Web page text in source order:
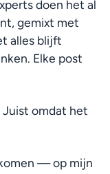
doen het al
gemixt met
alles blijft
Elke post
omdat het
— op mijn